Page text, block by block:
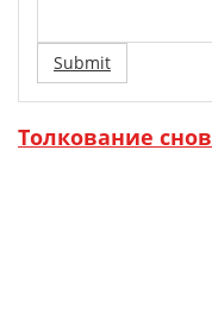
Submit
Толкование снов